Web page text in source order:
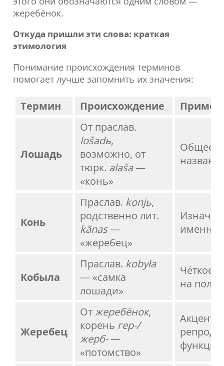
жеребёнок.
Откуда пришли эти слова: краткая
этимология
Понимание происхождения терминов
помогает лучше запомнить их значения:
Термин Происхождение
Лошадь
От праслав.
lošadь,
возможно, от
тюрк. alaša—
«конь»
Общее
Конь
Праслав. konjь,
родственно лит.
kãnas—
«жеребец»
именно
Кобыла
Праслав. kobyła
— «самка
лошади»
Чёткое
на пол
Жеребец
Отжеребёнок,
корень гер-/
жерб-—
«потомство»
Акцент
функции